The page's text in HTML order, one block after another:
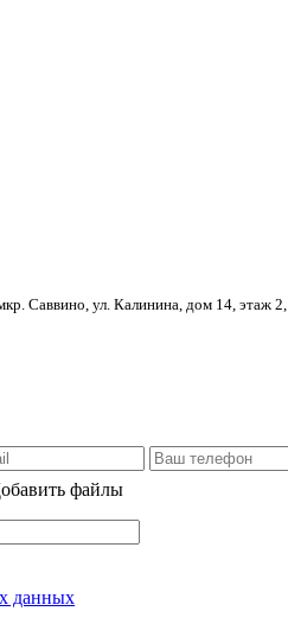
Саввино, ул. Калинина, дом 14, этаж
файлы
данных